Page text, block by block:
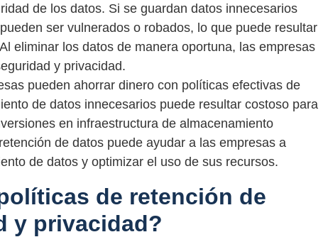
de los datos. Si se guardan datos innecesarios
ser vulnerados o robados, lo que puede resultar
eliminar los datos de manera oportuna, las empresas
y privacidad.
pueden ahorrar dinero con políticas efectivas de
de datos innecesarios puede resultar costoso para
en infraestructura de almacenamiento
de datos puede ayudar a las empresas a
de datos y optimizar el uso de sus recursos.
de retención de
y privacidad?